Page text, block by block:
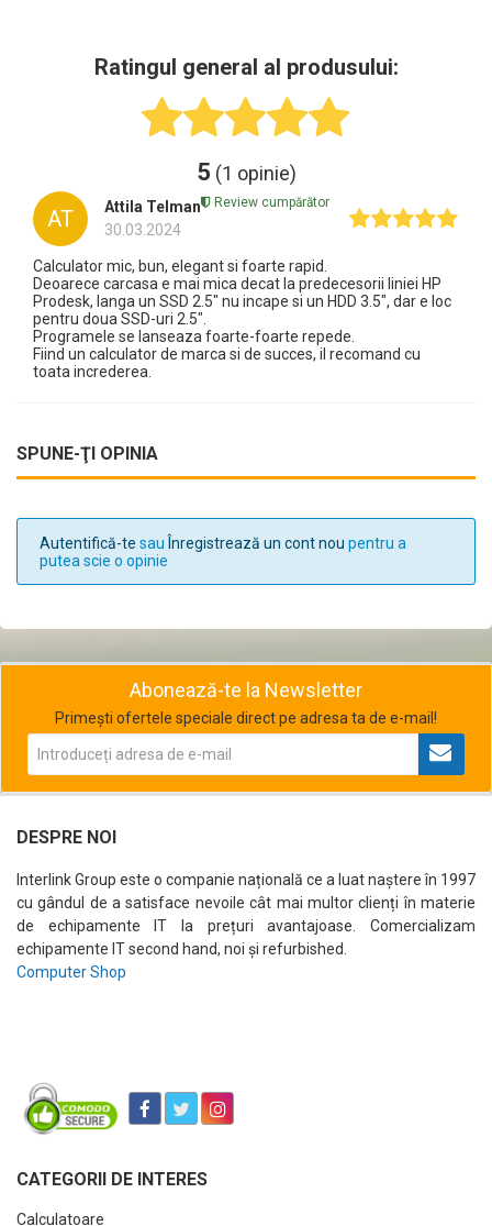
Ratingul general al produsului:
5 (1 opinie)
AT
Attila Telman
30.03.2024
Review cumpărător
Calculator mic, bun, elegant si foarte rapid.
Deoarece carcasa e mai mica decat la predecesorii liniei HP
Prodesk, langa un SSD 2.5" nu incape si un HDD 3.5", dar e loc
pentru doua SSD-uri 2.5".
Programele se lanseaza foarte-foarte repede.
Fiind un calculator de marca si de succes, il recomand cu
toata increderea.
SPUNE-ŢI OPINIA
Autentifică-te sau Înregistrează un cont nou pentru a
putea scie o opinie
Abonează-te la Newsletter
Primești ofertele speciale direct pe adresa ta de e-mail!
DESPRE NOI
Interlink Group este o companie națională ce a luat naștere în 1997
cu gândul de a satisface nevoile cât mai multor clienți în materie
de echipamente IT la prețuri avantajoase. Comercializam
echipamente IT second hand, noi și refurbished.
Computer Shop
CATEGORII DE INTERES
Calculatoare